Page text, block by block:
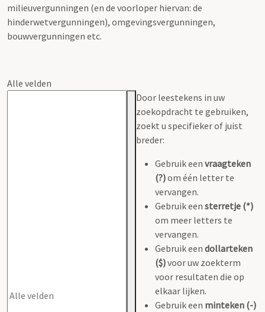
milieuvergunningen (en de voorloper hiervan: de
hinderwetvergunningen), omgevingsvergunningen,
bouwvergunningen etc.
Alle velden
Door leestekens in uw
zoekopdracht te gebruiken,
zoekt u specifieker of juist
breder:
Gebruik een vraagteken
(?)om één letter te
vervangen.
Gebruik een sterretje (*)
om meer letters te
vervangen.
Gebruik een dollarteken
($)voor uw zoekterm
voor resultaten die op
elkaar lijken.
Gebruik een minteken (-)